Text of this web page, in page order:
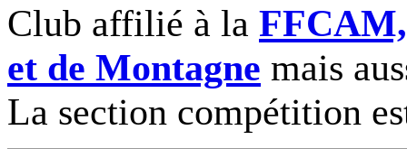
Club affilié à la
et de Montagne mais
La section compétition